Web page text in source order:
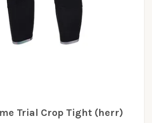
Trial Crop Tight (herr)